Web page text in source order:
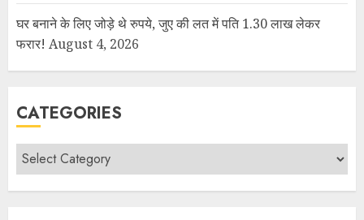
घर बनाने के लिए जोड़े थे रुपये, जुए की लत में पति 1.30 लाख लेकर
फरार! August 4, 2026
CATEGORIES